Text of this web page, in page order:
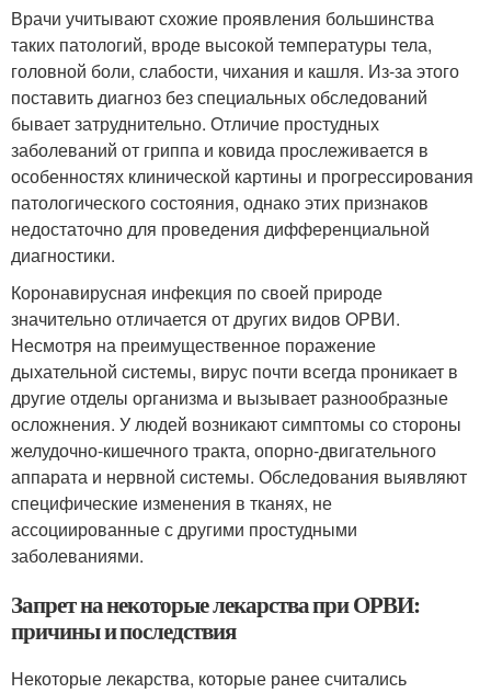
Врачи учитывают схожие проявления большинства
таких патологий, вроде высокой температуры тела,
головной боли, слабости, чихания и кашля. Из-за этого
поставить диагноз без специальных обследований
бывает затруднительно. Отличие простудных
заболеваний от гриппа и ковида прослеживается в
особенностях клинической картины и прогрессирования
патологического состояния, однако этих признаков
недостаточно для проведения дифференциальной
диагностики.
Коронавирусная инфекция по своей природе
значительно отличается от других видов ОРВИ.
Несмотря на преимущественное поражение
дыхательной системы, вирус почти всегда проникает в
другие отделы организма и вызывает разнообразные
осложнения. У людей возникают симптомы со стороны
желудочно-кишечного тракта, опорно-двигательного
аппарата и нервной системы. Обследования выявляют
специфические изменения в тканях, не
ассоциированные с другими простудными
заболеваниями.
Запрет на некоторые лекарства при ОРВИ:
причины и последствия
Некоторые лекарства, которые ранее считались